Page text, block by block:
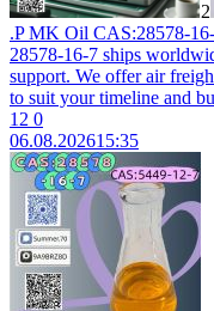
2
.P MK Oil CAS:28578-
28578-16-7 ships
support. We offer air
to suit your timeline and
12 0
06.08.202615:35